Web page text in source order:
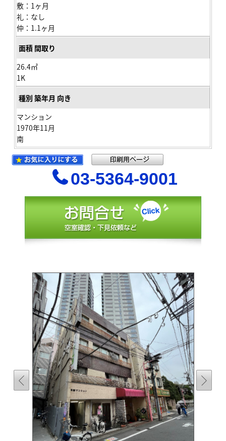
敷：1ヶ月
礼：なし
仲：1.1ヶ月
26.4㎡
1K
マンション
1970年11月
南
03-5364-9001